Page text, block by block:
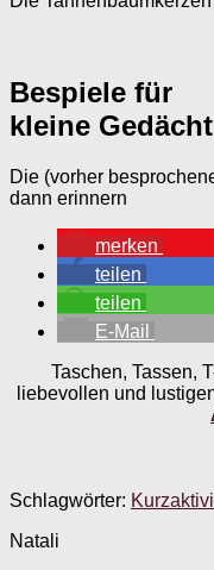
Bespiele für
kleine
Die (vorher
dann erinnern
merken
teilen
teilen
E-Mail
Taschen, Tassen,
liebevollen und
Schlagwörter:
Natali